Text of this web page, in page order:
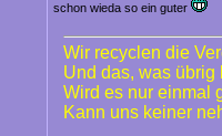
schon wieda so ein guter
Wir recyclen die
Und das, was übrig
Wird es nur einmal
Kann uns keiner